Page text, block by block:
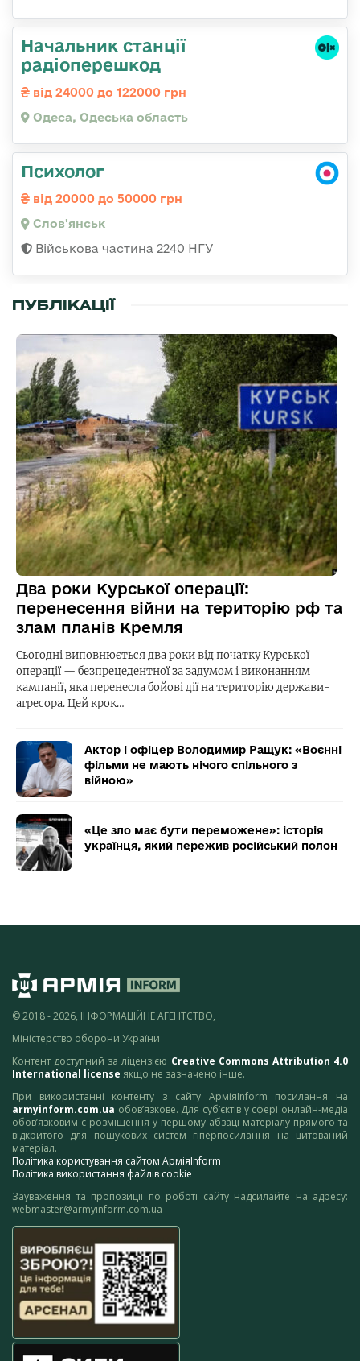
Начальник станції
радіоперешкод
від 24000 до 122000 грн
Одеса, Одеська область
Психолог
від 20000 до 50000 грн
Слов'янськ
Військова частина 2240 НГУ
ПУБЛІКАЦІЇ
Два роки Курської операції:
перенесення війни на територію рф та
злам планів Кремля
Сьогодні виповнюється два роки від початку Курської
операції — безпрецедентної за задумом і виконанням
кампанії, яка перенесла бойові дії на територію держави-
агресора. Цей крок…
Актор і офіцер Володимир Ращук: «Воєнні
фільми не мають нічого спільного з
війною»
«Це зло має бути переможене»: історія
українця, який пережив російський полон
© 2018 - 2026, ІНФОРМАЦІЙНЕ АГЕНТСТВО,
Міністерство оборони України
Контент доступний за ліцензією Creative Commons Attribution 4.0
International license якщо не зазначено інше.
При використанні контенту з сайту АрміяInform посилання на
armyinform.com.ua обов’язкове. Для суб’єктів у сфері онлайн-медіа
обов’язковим є розміщення у першому абзаці матеріалу прямого та
відкритого для пошукових систем гіперпосилання на цитований
матеріал.
Політика користування сайтом АрміяInform
Політика використання файлів cookie
Зауваження та пропозиції по роботі сайту надсилайте на адресу:
webmaster@armyinform.com.ua